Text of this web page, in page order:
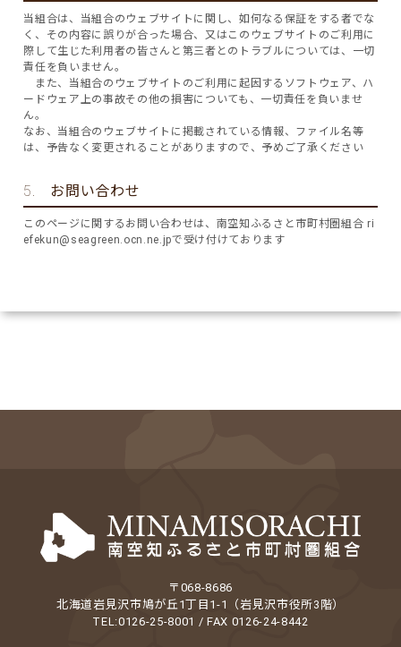
当組合は、当組合のウェブサイトに関し、如何なる保証をする者でな
く、その内容に誤りが合った場合、又はこのウェブサイトのご利用に
際して生じた利用者の皆さんと第三者とのトラブルについては、一切
責任を負いません。
また、当組合のウェブサイトのご利用に起因するソフトウェア、ハ
ードウェア上の事故その他の損害についても、一切責任を負いませ
ん。
なお、当組合のウェブサイトに掲載されている情報、ファイル名等
は、予告なく変更されることがありますので、予めご了承ください
5. お問い合わせ
このページに関するお問い合わせは、南空知ふるさと市町村圏組合 ri
efekun@seagreen.ocn.ne.jpで受け付けております
〒068-8686
北海道岩見沢市鳩が丘1丁目1-1（岩見沢市役所3階）
TEL:0126-25-8001 / FAX 0126-24-8442